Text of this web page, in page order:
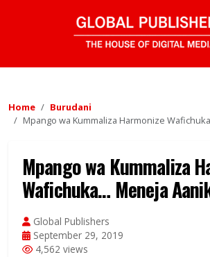
Home
Burudani
Mpango wa Kummaliza Harmonize
Mpango wa Kummaliza
Wafichuka… Meneja
Global Publishers
September 29, 2019
4,562 views